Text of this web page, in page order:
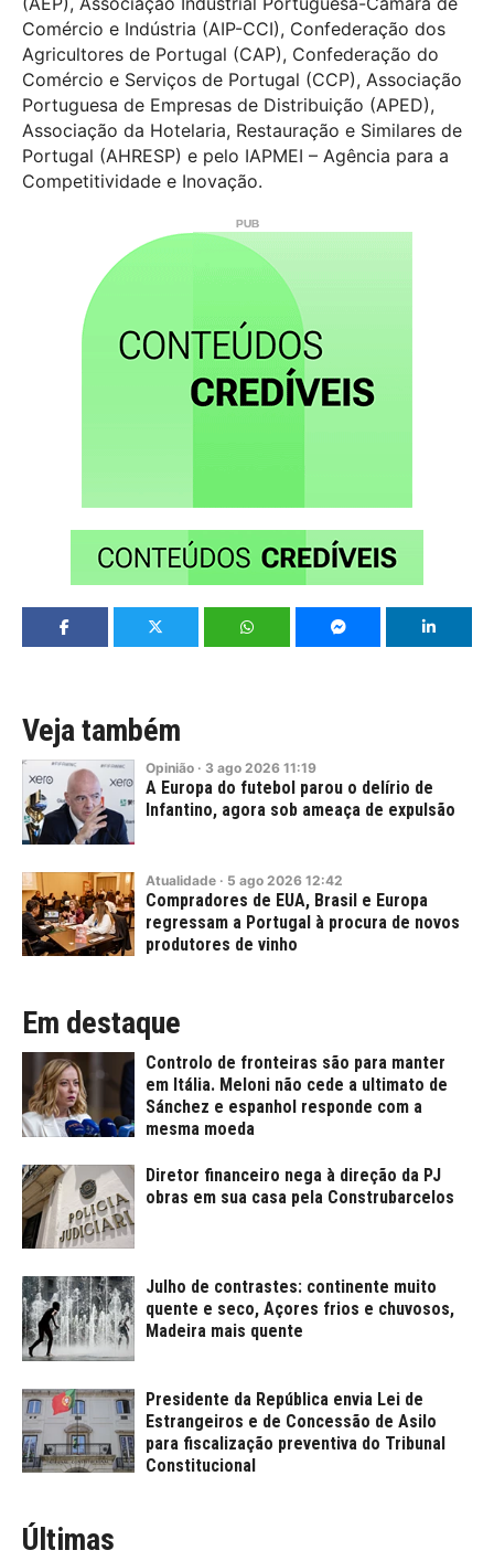
Comércio e Indústria (AIP-CCI), Confederação dos
Agricultores de Portugal (CAP), Confederação do
Comércio e Serviços de Portugal (CCP), Associação
Portuguesa de Empresas de Distribuição (APED),
Associação da Hotelaria, Restauração e Similares de
Portugal (AHRESP) e pelo IAPMEI – Agência para a
Competitividade e Inovação.
Veja também
Opinião · 3 ago 2026 11:19
A Europa do futebol parou o delírio de
Infantino, agora sob ameaça de expulsão
Atualidade · 5 ago 2026 12:42
Compradores de EUA, Brasil e Europa
regressam a Portugal à procura de novos
produtores de vinho
Em destaque
Controlo de fronteiras são para manter
em Itália. Meloni não cede a ultimato de
Sánchez e espanhol responde com a
mesma moeda
Diretor financeiro nega à direção da PJ
obras em sua casa pela Construbarcelos
Julho de contrastes: continente muito
quente e seco, Açores frios e chuvosos,
Madeira mais quente
Presidente da República envia Lei de
Estrangeiros e de Concessão de Asilo
para fiscalização preventiva do Tribunal
Constitucional
Últimas